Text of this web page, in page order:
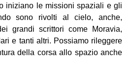
iniziano le missioni spaziali e gli
sono rivolti al cielo, anche,
grandi scrittori come Moravia,
e tanti altri. Possiamo rileggere
della corsa allo spazio anche